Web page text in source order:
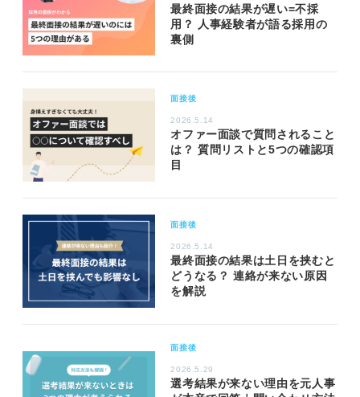
最終面接の結果が遅い=不採
用？ 人事経験者が語る採用の
裏側
面接後
2026.5.14
オファー面談で質問されること
は？ 質問リストと5つの確認項
目
面接後
2026.5.14
最終面接の結果は土日を挟むと
どうなる？ 連絡が来ない原因
を解説
面接後
2026.5.29
選考結果が来ない理由を元人事